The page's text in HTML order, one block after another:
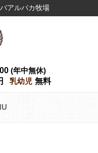
アルパカ牧場
(年中無休)
乳幼児 無料